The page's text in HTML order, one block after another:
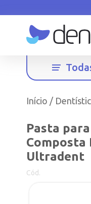
Início /
Pasta
Composta
Ultradent
Cód.